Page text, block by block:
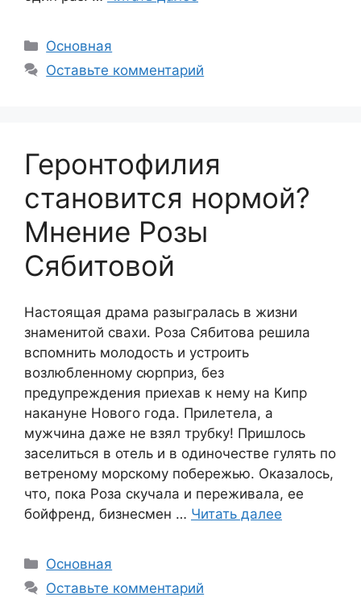
Рубрики
Основная
Оставьте комментарий
Геронтофилия
становится нормой?
Мнение Розы
Сябитовой
Настоящая драма разыгралась в жизни
знаменитой свахи. Роза Сябитова решила
вспомнить молодость и устроить
возлюбленному сюрприз, без
предупреждения приехав к нему на Кипр
накануне Нового года. Прилетела, а
мужчина даже не взял трубку! Пришлось
заселиться в отель и в одиночестве гулять по
ветреному морскому побережью. Оказалось,
что, пока Роза скучала и переживала, ее
бойфренд, бизнесмен … Читать далее
Рубрики
Основная
Оставьте комментарий